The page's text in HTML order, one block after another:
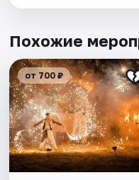
Похожие
от 700 ₽